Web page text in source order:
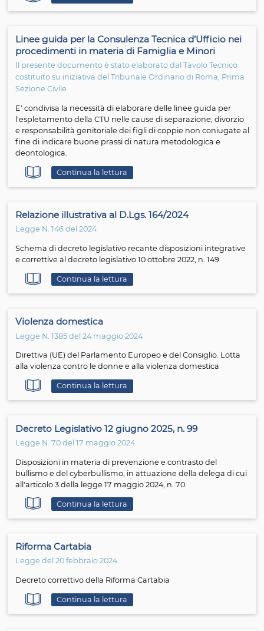
Relativo alla competenza, al riconoscimento e
delle decisioni in materia matrimoniale e in materia di
responsabilità genitoriale, e alla sottrazione
minori (“Bruxelles II
Continua la lettura
Linee guida per la Consulenza Tecnica
procedimenti in materia di Famiglia e Minori
Il presente documento è stato elaborato dal Tavolo
Sezione Civile
l'espletamento della CTU nelle cause di separazione,
e responsabilità genitoriale dei figli di coppie non
fine di indicare buone prassi di natura metodologica e
Relazione illustrativa al D.Lgs. 164/2024
Legge N. 146 del 2024
Schema di decreto legislativo recante disposizioni
Continua la lettura
Violenza domestica
Legge N. 1385 del 24 maggio 2024
alla violenza contro le donne e alla violenza domestica
Continua la lettura
Decreto Legislativo 12 giugno 2025, n. 99